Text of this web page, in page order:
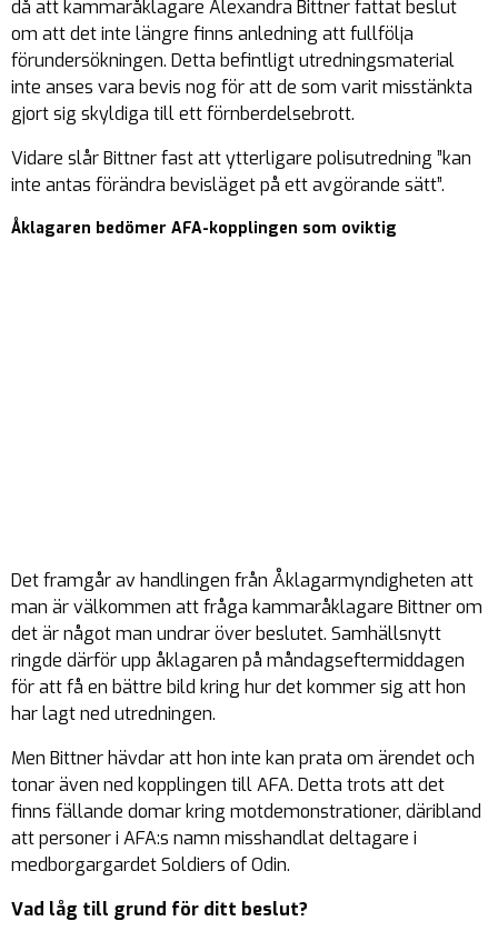
då att kammaråklagare Alexandra Bittner fattat beslut
om att det inte längre finns anledning att fullfölja
förundersökningen. Detta befintligt utredningsmaterial
inte anses vara bevis nog för att de som varit misstänkta
gjort sig skyldiga till ett förnberdelsebrott.
Vidare slår Bittner fast att ytterligare polisutredning ”kan
inte antas förändra bevisläget på ett avgörande sätt”.
Åklagaren bedömer AFA-kopplingen som oviktig
Det framgår av handlingen från Åklagarmyndigheten att
man är välkommen att fråga kammaråklagare Bittner om
det är något man undrar över beslutet. Samhällsnytt
ringde därför upp åklagaren på måndagseftermiddagen
för att få en bättre bild kring hur det kommer sig att hon
har lagt ned utredningen.
Men Bittner hävdar att hon inte kan prata om ärendet och
tonar även ned kopplingen till AFA. Detta trots att det
finns fällande domar kring motdemonstrationer, däribland
att personer i AFA:s namn misshandlat deltagare i
medborgargardet Soldiers of Odin.
Vad låg till grund för ditt beslut?